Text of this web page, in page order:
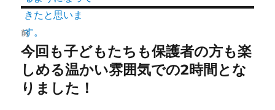
投
稿
ナ
ビ
前
前
の
投
今回も子どもたちも保護者の方も楽
しめる温かい雰囲気での2時間とな
りました！